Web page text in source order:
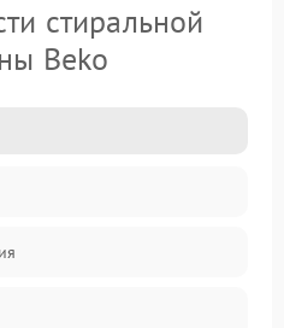
стиральной
Beko